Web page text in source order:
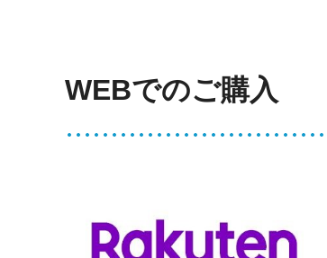
WEBでのご購入